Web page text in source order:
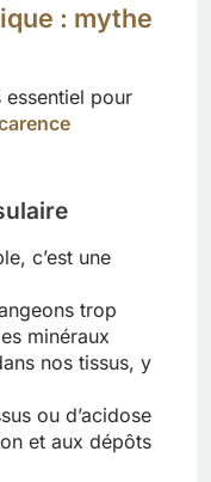
: mythe
essentiel pour
c’est une
trop
minéraux
nos tissus, y
ou d’acidose
et aux dépôts